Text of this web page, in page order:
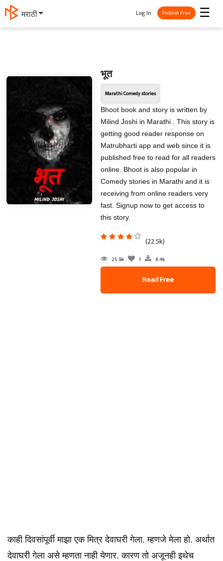
मराठी ☰
Log In Publish Free
भूत
Marathi Comedy stories
Bhoot book and story is written by
Milind Joshi in Marathi . This story is
getting good reader response on
Matrubharti app and web since it is
published free to read for all readers
online. Bhoot is also popular in
Comedy stories in Marathi and it is
receiving from online readers very
fast. Signup now to get access to
this story.
(22.5k)
25.9k 1 8.4k
Read Free
काही दिवसांपूर्वी माझा एक मित्र देवाघरी गेला. म्हणजे मेला हो. अर्थात
देवाघरी गेला असे म्हणता नाही येणार. कारण तो अजूनही इथेच